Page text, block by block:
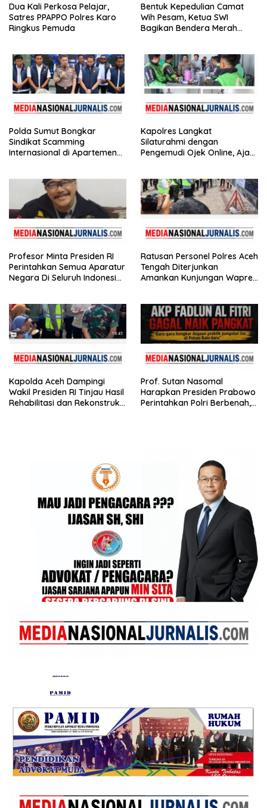
Dua Kali Perkosa Pelajar,
Satres PPAPPO Polres Karo
Ringkus Pemuda
Bentuk Kepedulian Camat
Wih Pesam, Ketua SWI
Bagikan Bendera Merah
Polda Sumut Bongkar
Sindikat Scamming
Internasional di Apartemen
Kapolres Langkat
Silaturahmi dengan
Pengemudi Ojek Online, Ajak
Profesor Minta Presiden RI
Perintahkan Semua Aparatur
Negara Di Seluruh Indonesia
Ratusan Personel Polres Aceh
Tengah Diterjunkan
Amankan Kunjungan Wapres
Kapolda Aceh Dampingi
Wakil Presiden RI Tinjau Hasil
Rehabilitasi dan Rekonstruksi
Prof. Sutan Nasomal
Harapkan Presiden Prabowo
Perintahkan Polri Berbenah,